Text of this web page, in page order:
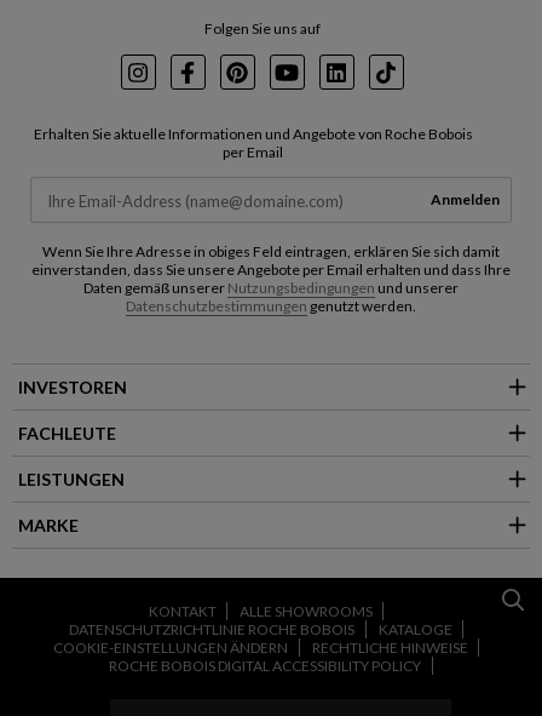
Folgen Sie uns auf
InstagramFacebookPinterest
YoutubeLinkedInTikTok
Erhalten Sie aktuelle Informationen und Angebote von Roche Bobois
per Email
Anmelden
Wenn Sie Ihre Adresse in obiges Feld eintragen, erklären Sie sich damit
einverstanden, dass Sie unsere Angebote per Email erhalten und dass Ihre
Daten gemäß unserer Nutzungsbedingungen und unserer
Datenschutzbestimmungen genutzt werden.
INVESTOREN
FACHLEUTE
LEISTUNGEN
MARKE
KONTAKT
ALLE SHOWROOMS
DATENSCHUTZRICHTLINIE ROCHE BOBOIS
KATALOGE
COOKIE-EINSTELLUNGEN ÄNDERN
RECHTLICHE HINWEISE
ROCHE BOBOIS DIGITAL ACCESSIBILITY POLICY